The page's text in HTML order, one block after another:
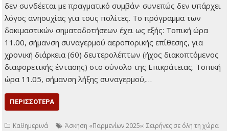
δεν συνδέεται με πραγματικό συμβάν· συνεπώς δεν υπάρχει
λόγος ανησυχίας για τους πολίτες. Το πρόγραμμα των
δοκιμαστικών σηματοδοτήσεων έχει ως εξής: Τοπική ώρα
11.00, σήμανση συναγερμού αεροπορικής επίθεσης, για
χρονική διάρκεια (60) δευτερολέπτων (ήχος διακοπτόμενος
διαφορετικής έντασης) στο σύνολο της Επικράτειας. Τοπική
ώρα 11.05, σήμανση λήξης συναγερμού,…
ΠΕΡΙΣΣΌΤΕΡΑ
Καθημερινά
Άσκηση «Παρμενίων 2025»: Σειρήνες σε όλη τη χώρα